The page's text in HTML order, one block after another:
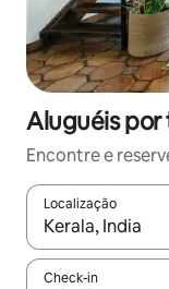
Aluguéis
Encontre e
Localização
Quando os
Check-in